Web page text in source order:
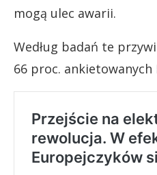
mogą ulec awarii.
Według badań te
66 proc. ankietowanych